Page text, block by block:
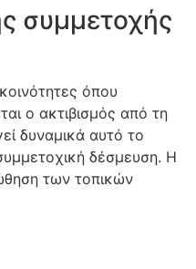
συμμετοχής
όπου
ο ακτιβισμός από τη
δυναμικά αυτό το
δέσμευση. Η
των τοπικών